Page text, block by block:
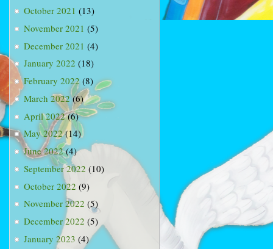
October 2021 (13)
November 2021 (5)
December 2021 (4)
January 2022 (18)
February 2022 (8)
March 2022(6)
April 2022(6)
May 2022(14)
June 2022(4)
September 2022 (10)
October 2022 (9)
November 2022 (5)
December 2022 (5)
January 2023 (4)